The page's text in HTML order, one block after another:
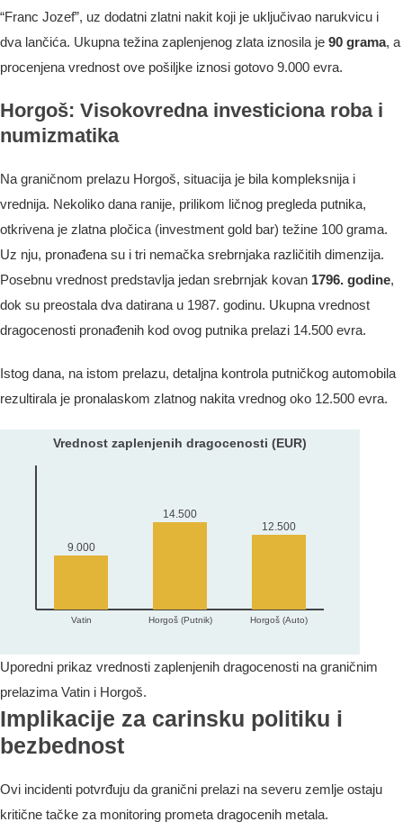
“Franc Jozef”, uz dodatni zlatni nakit koji je uključivao narukvicu i
dva lančića. Ukupna težina zaplenjenog zlata iznosila je 90 grama, a
procenjena vrednost ove pošiljke iznosi gotovo 9.000 evra.
Horgoš: Visokovredna investiciona roba i
numizmatika
Na graničnom prelazu Horgoš, situacija je bila kompleksnija i
vrednija. Nekoliko dana ranije, prilikom ličnog pregleda putnika,
otkrivena je zlatna pločica (investment gold bar) težine 100 grama.
Uz nju, pronađena su i tri nemačka srebrnjaka različitih dimenzija.
Posebnu vrednost predstavlja jedan srebrnjak kovan 1796. godine,
dok su preostala dva datirana u 1987. godinu. Ukupna vrednost
dragocenosti pronađenih kod ovog putnika prelazi 14.500 evra.
Istog dana, na istom prelazu, detaljna kontrola putničkog automobila
rezultirala je pronalaskom zlatnog nakita vrednog oko 12.500 evra.
Uporedni prikaz vrednosti zaplenjenih dragocenosti na graničnim
prelazima Vatin i Horgoš.
Implikacije za carinsku politiku i
bezbednost
Ovi incidenti potvrđuju da granični prelazi na severu zemlje ostaju
kritične tačke za monitoring prometa dragocenih metala.